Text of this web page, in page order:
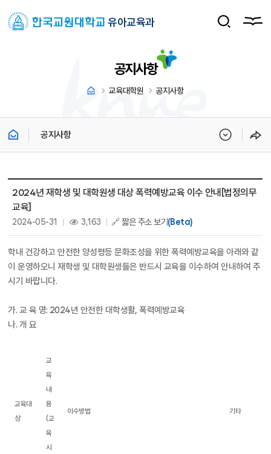
유아교육과
공지사항
교육대학원 공지사항
공지사항
2024년 재학생 및 대학원생 대상 폭력예방교육 이수 안내[법정의무
교육]
2024-05-31 3,163 🔗 짧은 주소 보기(Beta)
학내 건강하고 안전한 양성평등 문화조성을 위한 폭력예방교육을 아래와 같
이 운영하오니 재학생 및 대학원생들은 반드시 교육을 이수하여 안내하여 주
시기 바랍니다.
가. 교 육 명: 2024년 안전한 대학생활, 폭력예방교육
나. 개 요
교육대
상
교
육
내
용
(교
육
시
이수방법 기타